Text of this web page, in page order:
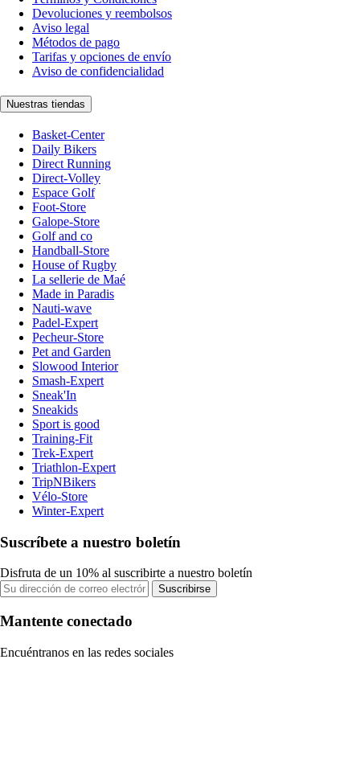
Devoluciones y reembolsos
Aviso legal
Métodos de pago
Tarifas y opciones de envío
Aviso de confidencialidad
Nuestras tiendas
Basket-Center
Daily Bikers
Direct Running
Direct-Volley
Espace Golf
Foot-Store
Galope-Store
Golf and co
Handball-Store
House of Rugby
La sellerie de Maé
Made in Paradis
Nauti-wave
Padel-Expert
Pecheur-Store
Pet and Garden
Slowood Interior
Smash-Expert
Sneak'In
Sneakids
Sport is good
Training-Fit
Trek-Expert
Triathlon-Expert
TripNBikers
Vélo-Store
Winter-Expert
Suscríbete a nuestro boletín
Disfruta de un 10% al suscribirte a nuestro boletín
Suscribirse
Mantente conectado
Encuéntranos en las redes sociales